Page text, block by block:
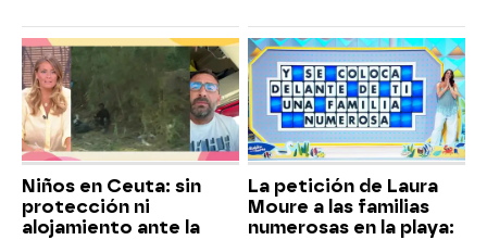
Niños en Ceuta: sin
protección ni
alojamiento ante la
La petición de Laura
Moure a las familias
numerosas en la playa: